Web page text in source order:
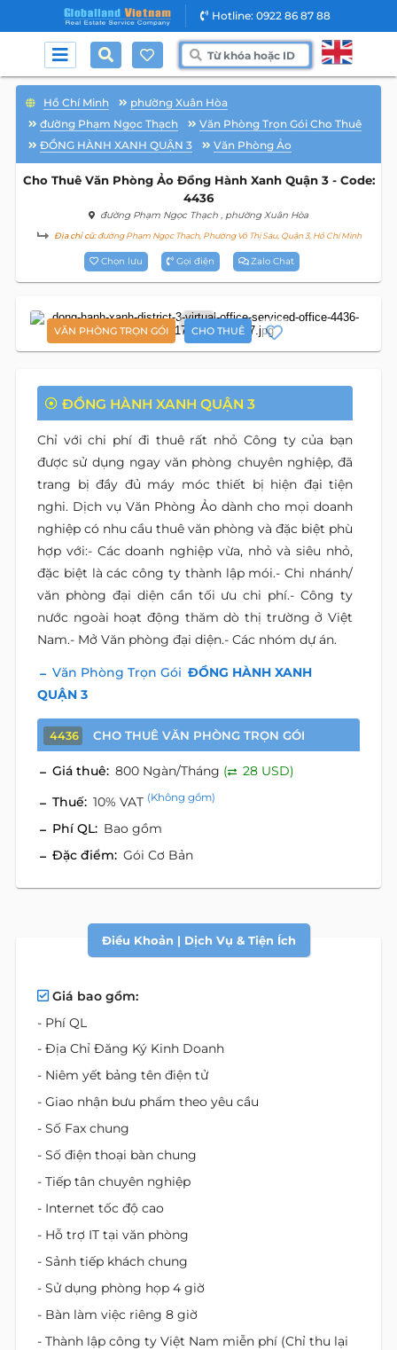
Hotline: 0922 86 87 88
Hồ Chí Minh
phường Xuân Hòa
đường Phạm Ngọc Thạch
Văn Phòng Trọn Gói Cho Thuê
ĐỒNG HÀNH XANH QUẬN 3
Văn Phòng Ảo
Cho Thuê Văn Phòng Ảo Đồng Hành Xanh Quận 3 - Code:
4436
đường Phạm Ngọc Thạch , phường Xuân Hòa
Địa chỉ cũ:đường Phạm Ngọc Thạch, Phường Võ Thị Sáu, Quận 3, Hồ Chí Minh
Chọn lưu Gọi điện Zalo Chat
VĂN PHÒNG TRỌN GÓI CHO THUÊ
4
ĐỒNG HÀNH XANH QUẬN 3
Chỉ với chi phí đi thuê rất nhỏ Công ty của bạn
được sử dụng ngay văn phòng chuyên nghiệp, đã
trang bị đầy đủ máy móc thiết bị hiện đại tiện
nghi. Dịch vụ Văn Phòng Ảo dành cho mọi doanh
nghiệp có nhu cầu thuê văn phòng và đặc biệt phù
hợp với:- Các doanh nghiệp vừa, nhỏ và siêu nhỏ,
đặc biệt là các công ty thành lập mói.- Chi nhánh/
văn phòng đại diện cần tối ưu chi phí.- Công ty
nước ngoài hoạt động thăm dò thị trường ở Việt
Nam.- Mở Văn phòng đại diện.- Các nhóm dự án.
Văn Phòng Trọn Gói ĐỒNG HÀNH XANH
QUẬN 3
4436 CHO THUÊ VĂN PHÒNG TRỌN GÓI
Giá thuê: 800 Ngàn/Tháng (
28 USD)
Thuế: 10% VAT (Không gồm)
Phí QL: Bao gồm
Đặc điểm: Gói Cơ Bản
Điều Khoản | Dịch Vụ & Tiện Ích
Giá bao gồm:
- Phí QL
- Địa Chỉ Đăng Ký Kinh Doanh
- Niêm yết bảng tên điện tử
- Giao nhận bưu phẩm theo yêu cầu
- Số Fax chung
- Số điện thoại bàn chung
- Tiếp tân chuyên nghiệp
- Internet tốc độ cao
- Hỗ trợ IT tại văn phòng
- Sảnh tiếp khách chung
- Sử dụng phòng họp 4 giờ
- Bàn làm việc riêng 8 giờ
- Thành lập công ty Việt Nam miễn phí (Chỉ thu lại